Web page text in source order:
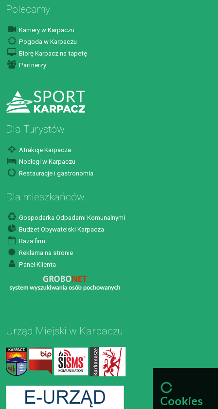
Polecamy
Kamery w Karpaczu
Pogoda w Karpaczu
Biorę Karpacz na tapetę
Partnerzy
Dla Turystów
Atrakcje Karpacza
Noclegi w Karpaczu
Restauracje i gastronomia
Dla mieszkańców
Gospodarka Odpadami Komunalnymi
Budżet Obywatelski Karpacza
Baza firm
Reklama na stronie
Panel Klienta
Urząd Miejski w Karpaczu
Cookies